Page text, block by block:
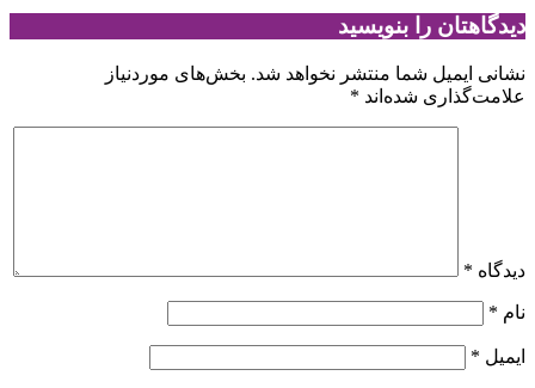
دیدگاهتان را بنویسید
نشانی ایمیل شما منتشر نخواهد شد. بخش‌های موردنیاز
علامت‌گذاری شده‌اند *
دیدگاه *
نام *
ایمیل *